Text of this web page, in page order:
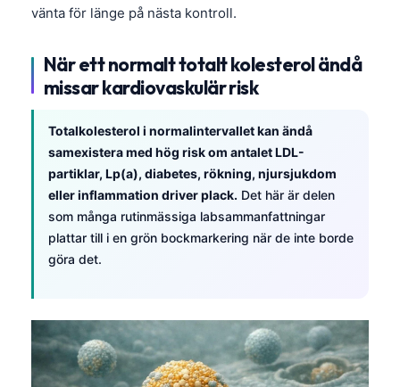
vänta för länge på nästa kontroll.
När ett normalt totalt kolesterol ändå
missar kardiovaskulär risk
Totalkolesterol i normalintervallet kan ändå
samexistera med hög risk om antalet LDL-
partiklar, Lp(a), diabetes, rökning, njursjukdom
eller inflammation driver plack. Det här är delen
som många rutinmässiga labsammanfattningar
plattar till i en grön bockmarkering när de inte borde
göra det.
Қазақ тілі
Suomi
پښتو
سنڌي
සිංහල
অসমীয়া
Latviešu valoda
Euskara